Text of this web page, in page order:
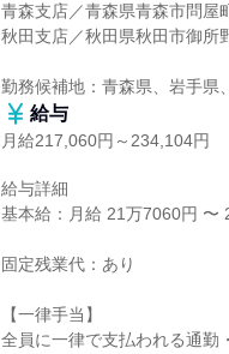
青森支店／青森県青森市問屋
秋田支店／秋田県秋田市御所
勤務候補地：青森県、岩手県
給与
月給217,060円～234,104円
給与詳細
基本給：月給 21万7060円 〜
固定残業代：あり
【一律手当】
全員に一律で支払われる通勤